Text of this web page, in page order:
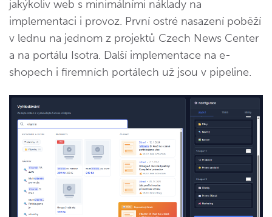
jakýkoliv web s minimálními náklady na
implementaci i provoz. První ostré nasazení poběží
v lednu na jednom z projektů Czech News Center
a na portálu Isotra. Další implementace na e-
shopech i firemních portálech už jsou v pipeline.